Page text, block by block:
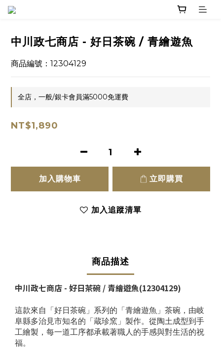
中川政七商店 - 好日茶碗 / 青繪遊魚
商品編號：12304129
全店，一般/銀卡會員滿5000免運費
NT$1,890
加入購物車 立即購買
加入追蹤清單
商品描述
中川政七商店 - 好日茶碗 / 青繪遊魚(12304129)
這款來自「好日茶碗」系列的「青繪遊魚」茶碗，由岐
阜縣多治見市知名的「蔵珍窯」製作。從陶土成型到手
工繪製，每一道工序都承載著職人的手感與對生活的祝
福。